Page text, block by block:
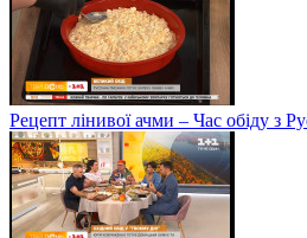
Рецепт лінивої ачми – Час обіду з